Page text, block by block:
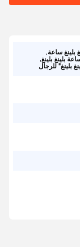
بلينغ ساعة,
بلينغ بلينغ,
بلينغ" للرجال